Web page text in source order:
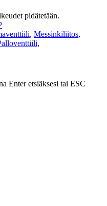
pidätetään.
, Messinkiliitos,
,
Enter etsiäksesi tai ESC